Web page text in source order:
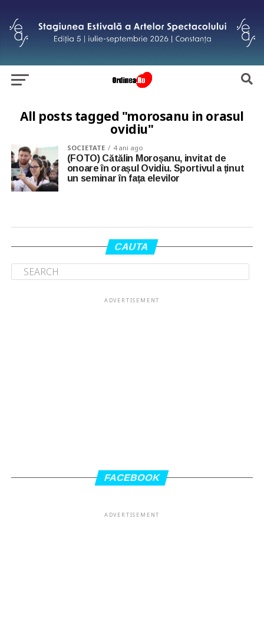
All posts tagged "morosanu in orasul
ovidiu"
SOCIETATE 4 ani ago
(FOTO) Cătălin Moroșanu, invitat de
onoare în orașul Ovidiu. Sportivul a ținut
un seminar în fața elevilor
CAUTA
ADVERTISEMENT
FACEBOOK
ADVERTISEMENT